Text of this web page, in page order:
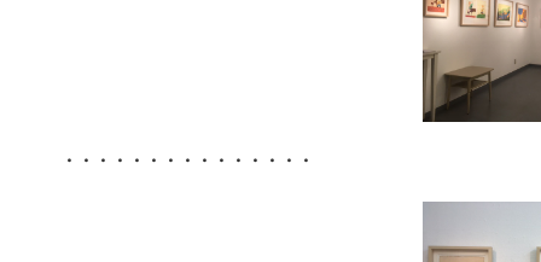
・・・・・・・・・・・・・・・